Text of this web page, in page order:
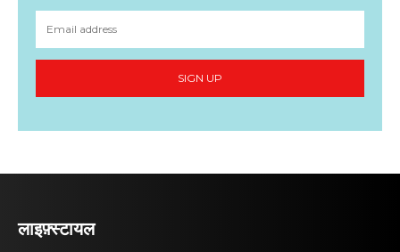
SIGN UP
लाइफ़्स्टायल